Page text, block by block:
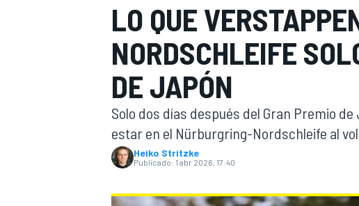
INDYCAR
LO QUE
NORDSCHLEIFE
DE JAPÓN
Solo dos días después del Gran Premio
estar en el Nürburgring-Nordschleife al
Heiko Stritzke
Publicado: 1 abr 2026, 17:40